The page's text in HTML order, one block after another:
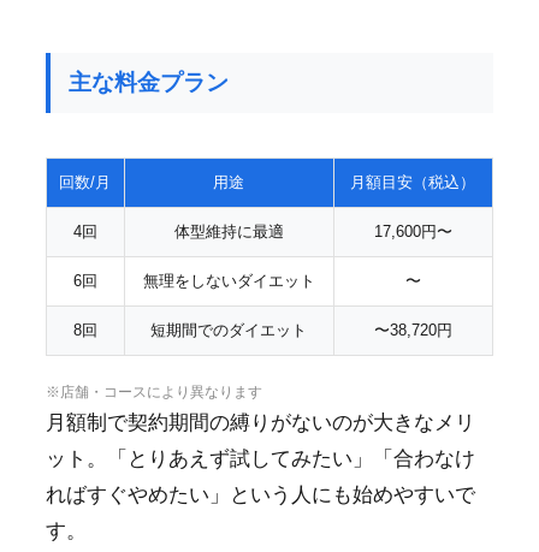
主な料金プラン
回数/月 用途 月額目安（税込）
4回 体型維持に最適 17,600円〜
6回 無理をしないダイエット 〜
8回 短期間でのダイエット 〜38,720円
※店舗・コースにより異なります
月額制で契約期間の縛りがないのが大きなメリ
ット。「とりあえず試してみたい」「合わなけ
ればすぐやめたい」という人にも始めやすいで
す。